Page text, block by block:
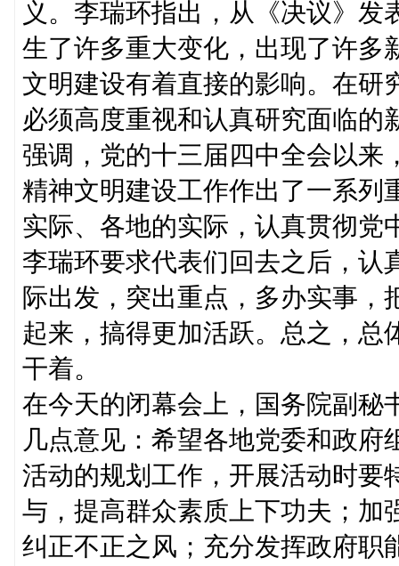
义。李瑞环指出，从《决议》
生了许多重大变化，出现了许多
文明建设有着直接的影响。在研
必须高度重视和认真研究面临的
强调，党的十三届四中全会以来
精神文明建设工作作出了一系列
实际、各地的实际，认真贯彻党
李瑞环要求代表们回去之后，认
际出发，突出重点，多办实事，
起来，搞得更加活跃。总之，总
干着。
在今天的闭幕会上，国务院副秘
几点意见：希望各地党委和政
活动的规划工作，开展活动时要
与，提高群众素质上下功夫；加
纠正不正之风；充分发挥政府职